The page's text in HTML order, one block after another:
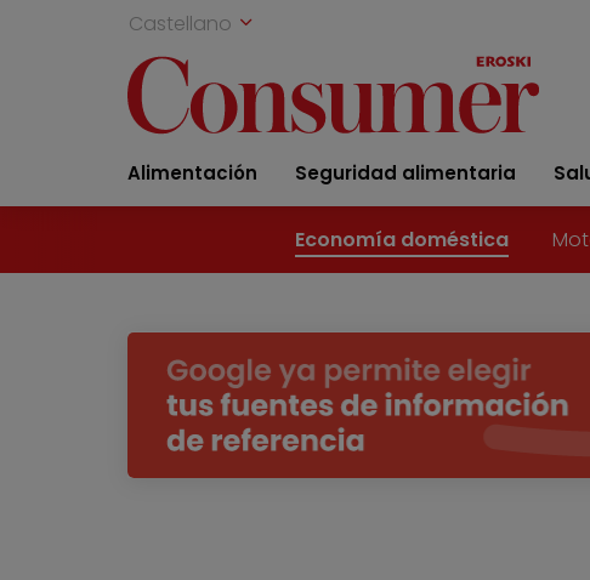
Castellano
Alimentación Seguridad alimentaria
Economía doméstica